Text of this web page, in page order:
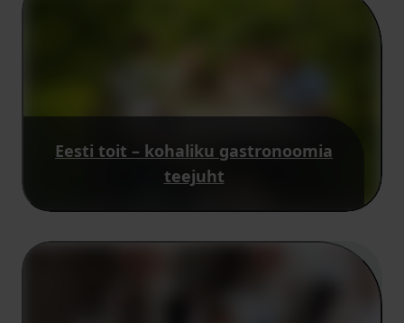
Eesti toit – kohaliku gastronoomia
teejuht